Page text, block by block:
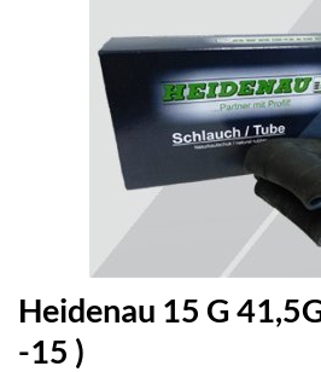
Heidenau 15 G
-15 )